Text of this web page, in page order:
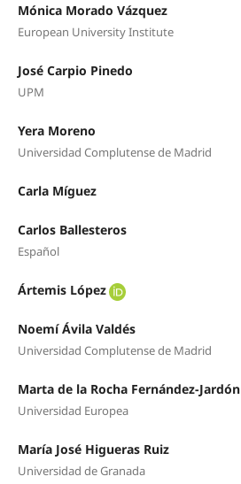
Mónica Morado Vázquez
European University Institute
José Carpio Pinedo
UPM
Yera Moreno
Universidad Complutense de Madrid
Carla Míguez
Carlos Ballesteros
Español
Ártemis López
Noemí Ávila Valdés
Universidad Complutense de Madrid
Marta de la Rocha Fernández-Jardón
Universidad Europea
María José Higueras Ruiz
Universidad de Granada